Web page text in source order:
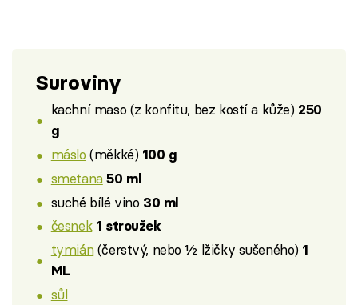
Suroviny
kachní maso (z konfitu, bez kostí a kůže) 250
g
máslo (měkké) 100 g
smetana 50 ml
suché bílé vino 30 ml
česnek 1 stroužek
tymián(čerstvý, nebo ½ lžičky sušeného) 1
ML
sůl